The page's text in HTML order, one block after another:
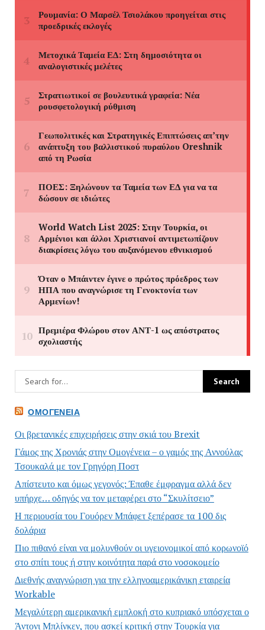
ΟΜΟΓΈΝΕΙΑ
Οι βρετανικές επιχειρήσεις στην σκιά του Brexit
Γάμος της Χρονιάς στην Ομογένεια – ο γαμός της Αννούλας
Τσουκαλά με τον Γρηγόρη Ποστ
Απίστευτο και όμως γεγονός: Έπαθε έμφραγμα αλλά δεν
υπήρχε… οδηγός να τον μεταφέρει στο “Σκυλίτσειο”
Η περιουσία του Γουόρεν Μπάφετ ξεπέρασε τα 100 δις
δολάρια
Πιο πιθανό είναι να μολυνθούν οι υγειονομικοί από κορωνοϊό
στο σπίτι τους ή στην κοινότητα παρά στο νοσοκομείο
Διεθνής αναγνώριση για την ελληνοαμερικάνικη εταιρεία
Workable
Μεγαλύτερη αμερικανική εμπλοκή στο κυπριακό υπόσχεται ο
Άντονι Μπλίνκεν, που ασκεί κριτική στην Τουρκία για